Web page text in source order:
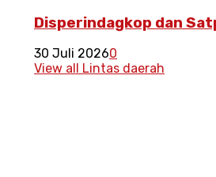
Disperindagkop dan
30 Juli 20260
View all Lintas daerah